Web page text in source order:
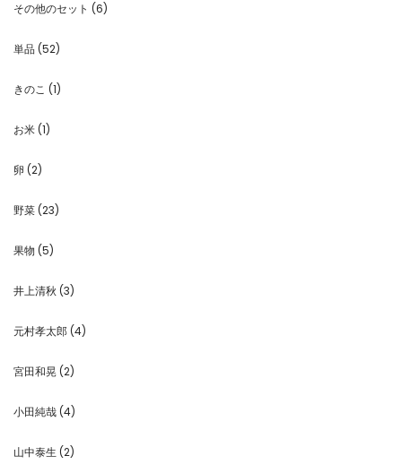
その他のセット (6)
単品 (52)
きのこ (1)
お米 (1)
卵 (2)
野菜 (23)
果物 (5)
井上清秋 (3)
元村孝太郎 (4)
宮田和晃 (2)
小田純哉 (4)
山中泰生 (2)